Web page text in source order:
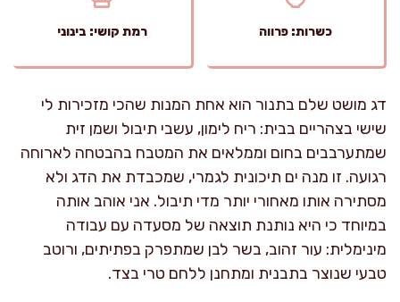
כשרות: פרווה רמת קושי: בינוני
דג מושט שלם בתנור הוא אחת המנות שהכי מזכירות לי
שישי בצהריים בבית: ריח לימון, עשבי תיבול ושמן זית
שמתערבבים בחום וממלאים את המטבח בהבטחה לארוחה
רגועה. זו מנה ים תיכונית לגמרי, שמכבדת את הדג ולא
מסתירה אותו מאחורי יותר מדי תיבול. אני אוהב אותה
במיוחד כי היא נותנת תוצאה של מסעדה עם עבודה
מינימלית: עור זהוב, בשר לבן שמתפרק בפתיתים, ורוטב
טבעי שנוצר בתבנית ומתחנן ללחם טרי בצד.